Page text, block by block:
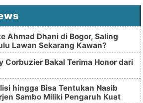
Ahmad Dhani di Bogor, Saling
Lawan Sekarang Kawan?
Corbuzier Bakal Terima Honor dari
hingga Bisa Tentukan Nasib
Sambo Miliki Pengaruh Kuat